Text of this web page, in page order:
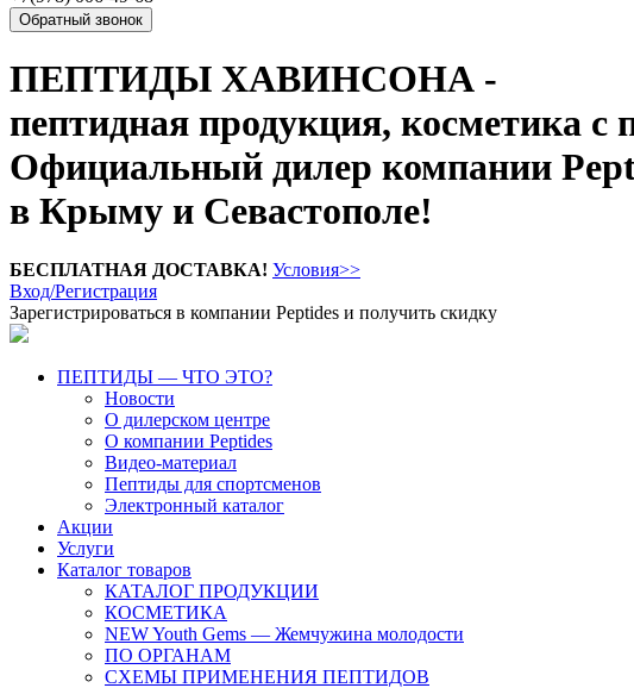
Обратный звонок
ПЕПТИДЫ ХАВИНСОНА -
пептидная продукция, косметика с
Официальный дилер компании
в Крыму и Севастополе!
БЕСПЛАТНАЯ ДОСТАВКА! Условия>>
Вход/Регистрация
Зарегистрироваться в компании Peptides и получить скидку
ПЕПТИДЫ — ЧТО ЭТО?
Новости
О дилерском центре
О компании Peptides
Видео-материал
Пептиды для спортсменов
Электронный каталог
Акции
Услуги
Каталог товаров
КАТАЛОГ ПРОДУКЦИИ
КОСМЕТИКА
NEW Youth Gems — Жемчужина молодости
ПО ОРГАНАМ
СХЕМЫ ПРИМЕНЕНИЯ ПЕПТИДОВ